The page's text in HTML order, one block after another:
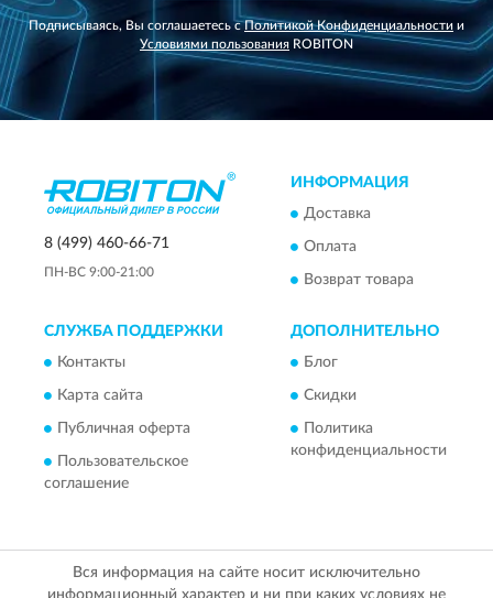
Подписываясь, Вы соглашаетесь сПолитикой Конфиденциальности и
Условиями пользования ROBITON
8 (499) 460-66-71
ПН-ВС 9:00-21:00
ИНФОРМАЦИЯ
Доставка
Оплата
Возврат товара
СЛУЖБА ПОДДЕРЖКИ
Контакты
Карта сайта
Публичная оферта
Пользовательское
соглашение
ДОПОЛНИТЕЛЬНО
Блог
Скидки
Политика
конфиденциальности
Вся информация на сайте носит исключительно
информационный характер и ни при каких условиях не